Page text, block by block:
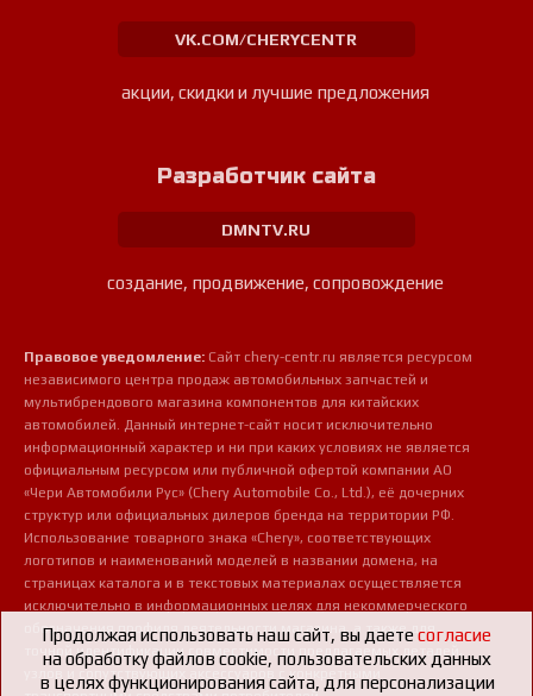
VK.COM/CHERYCENTR
акции, скидки и лучшие предложения
Разработчик сайта
DMNTV.RU
создание, продвижение, сопровождение
Правовое уведомление: Сайт chery-centr.ru является ресурсом
независимого центра продаж автомобильных запчастей и
мультибрендового магазина компонентов для китайских
автомобилей. Данный интернет-сайт носит исключительно
информационный характер и ни при каких условиях не является
официальным ресурсом или публичной офертой компании АО
«Чери Автомобили Рус» (Chery Automobile Co., Ltd.), её дочерних
структур или официальных дилеров бренда на территории РФ.
Использование товарного знака «Chery», соответствующих
логотипов и наименований моделей в названии домена, на
страницах каталога и в текстовых материалах осуществляется
исключительно в информационных целях для некоммерческого
обозначения профиля деятельности магазина, а также для
точной идентификации совместимости предлагаемых деталей,
узлов и сопутствующих аксессуаров с конкретными
Продолжая использовать наш сайт, вы даетесогласие
на обработку файлов cookie, пользовательских данных
в целях функционирования сайта, для персонализации